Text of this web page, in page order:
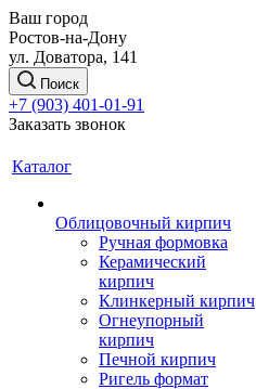
Ваш город
Ростов-на-Дону
ул. Доватора, 141
Поиск
+7 (903) 401-01-91
Заказать звонок
Каталог
Облицовочный кирпич
Ручная формовка
Керамический
кирпич
Клинкерный кирпич
Огнеупорный
кирпич
Печной кирпич
Ригель формат